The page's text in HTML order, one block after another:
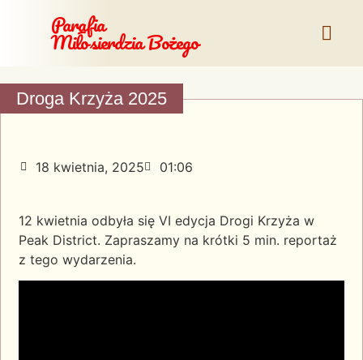
Parafia
Miłosierdzia Bożego
Droga Krzyża 2025
18 kwietnia, 2025 01:06
12 kwietnia odbyła się VI edycja Drogi Krzyża w
Peak District. Zapraszamy na krótki 5 min. reportaż
z tego wydarzenia.